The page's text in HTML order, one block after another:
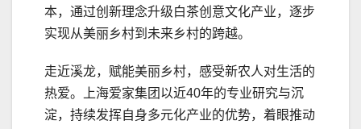
本，通过创新理念升级白茶创意文化产业，逐步
实现从美丽乡村到未来乡村的跨越。
走近溪龙，赋能美丽乡村，感受新农人对生活的
热爱。上海爱家集团以近40年的专业研究与沉
淀，持续发挥自身多元化产业的优势，着眼推动